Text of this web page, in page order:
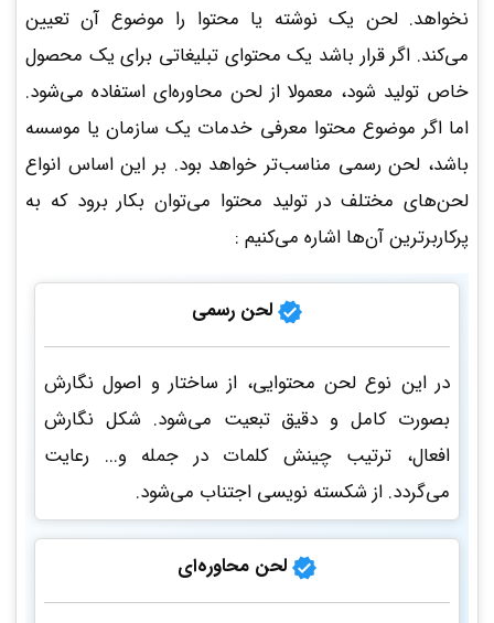
نخواهد. لحن یک نوشته یا محتوا را موضوع آن تعیین
می‌کند. اگر قرار باشد یک محتوای تبلیغاتی برای یک محصول
خاص تولید شود، معمولا از لحن محاوره‌ای استفاده می‌شود.
اما اگر موضوع محتوا معرفی خدمات یک سازمان یا موسسه
باشد، لحن رسمی مناسب‌تر خواهد بود. بر این اساس انواع
لحن‌های مختلف در تولید محتوا می‌توان بکار برود که به
پرکاربرترین آن‌ها اشاره می‌کنیم :
لحن رسمی
در این نوع لحن محتوایی، از ساختار و اصول نگارش
بصورت کامل و دقیق تبعیت می‌شود. شکل نگارش
افعال، ترتیب چینش کلمات در جمله و... رعایت
می‌گردد. از شکسته نویسی اجتناب می‌شود.
لحن محاوره‌ای